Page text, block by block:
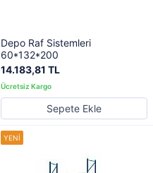
Depo Raf Sistemleri
60*132*200
14.183,81 TL
Sepete Ekle